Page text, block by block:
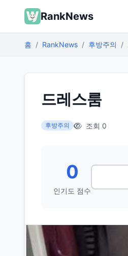
RankNews
홈 RankNews 후방주의
드레스룸
후방주의 조회 0
0
인기도 점수